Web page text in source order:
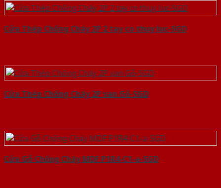
Cửa Thép Chống Cháy 2P 2 tay co thuy luc-SGD
Cửa Thép Chống Cháy 2P van Gỗ-SGD
Cửa Gỗ Chống Cháy MDF P1R4-C1-a-SGD